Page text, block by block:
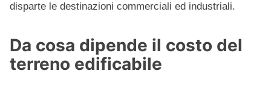
disparte le destinazioni commerciali ed industriali.
Da cosa dipende il costo del
terreno edificabile